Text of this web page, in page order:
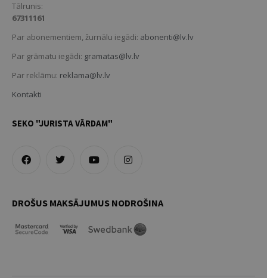
Tālrunis:
67311161
Par abonementiem, žurnālu iegādi: abonenti@lv.lv
Par grāmatu iegādi: gramatas@lv.lv
Par reklāmu: reklama@lv.lv
Kontakti
SEKO "JURISTA VĀRDAM"
DROŠUS MAKSĀJUMUS NODROŠINA